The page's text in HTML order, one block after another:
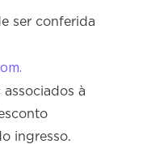
ser conferida
associados à
ingresso.